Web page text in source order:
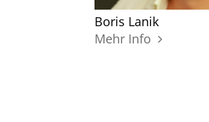
Boris Lanik
Mehr Info